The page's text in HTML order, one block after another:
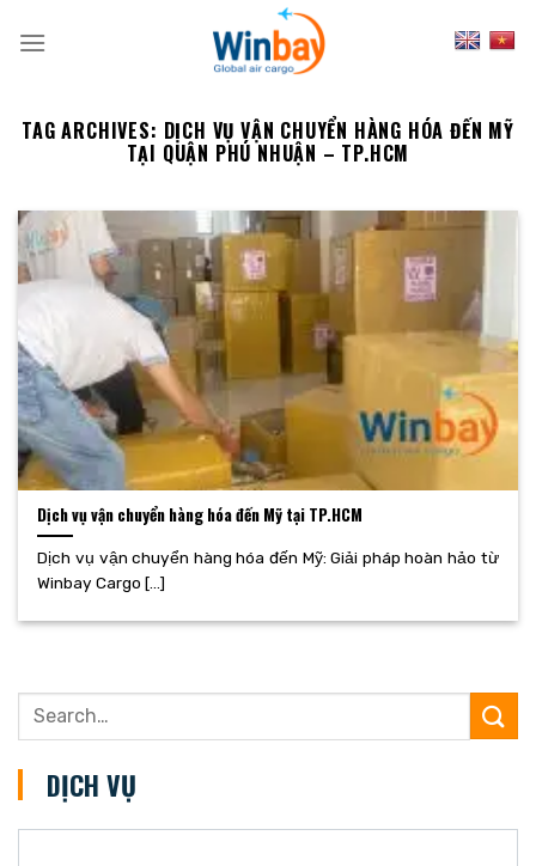
TAG ARCHIVES: DỊCH VỤ VẬN CHUYỂN HÀNG HÓA ĐẾN MỸ
TẠI QUẬN PHÚ NHUẬN – TP.HCM
Dịch vụ vận chuyển hàng hóa đến Mỹ tại TP.HCM
Dịch vụ vận chuyển hàng hóa đến Mỹ: Giải pháp hoàn hảo từ
Winbay Cargo [...]
DỊCH VỤ